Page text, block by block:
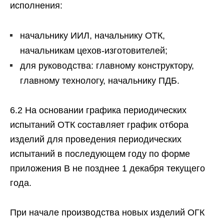
исполнения:
начальнику ИИЛ, начальнику ОТК,
начальникам цехов-изготовителей;
для руководства: главному конструктору,
главному технологу, начальнику ПДБ.
6.2 На основании графика периодических
испытаний ОТК составляет график отбора
изделий для проведения периодических
испытаний в последующем году по форме
приложения В не позднее 1 декабря текущего
года.
При начале производства новых изделий ОГК